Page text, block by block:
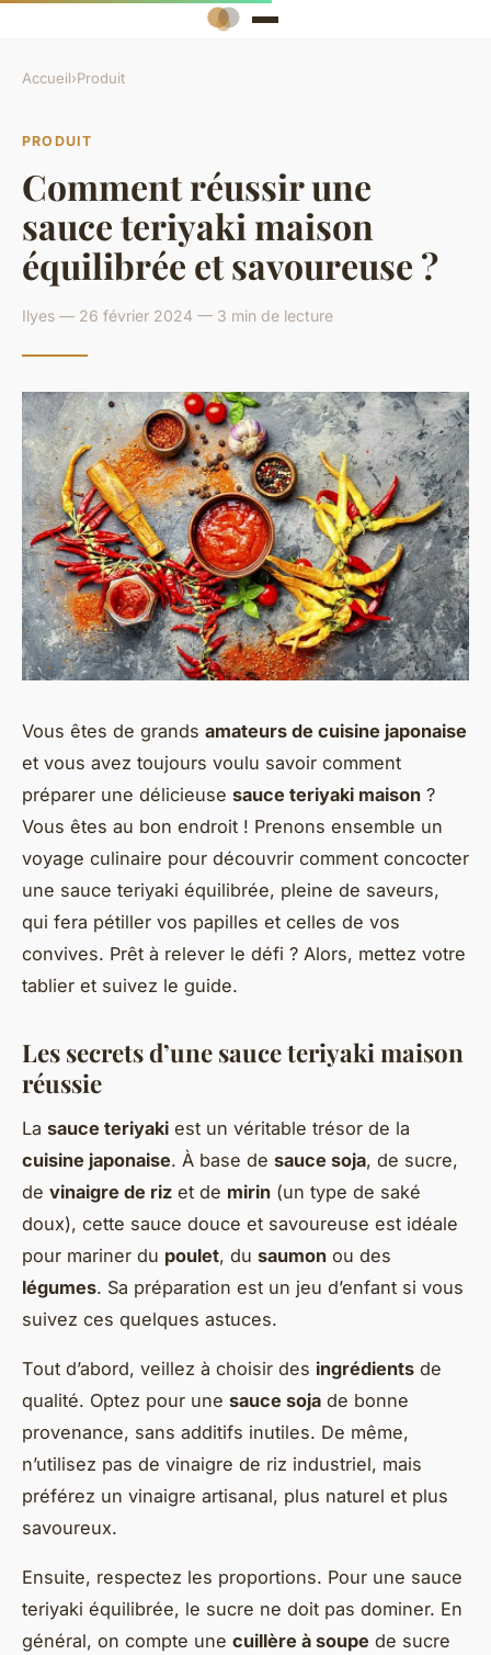
Accueil›Produit
PRODUIT
Comment réussir une
sauce teriyaki maison
équilibrée et savoureuse ?
Ilyes — 26 février 2024 — 3 min de lecture
Vous êtes de grands amateurs de cuisine japonaise
et vous avez toujours voulu savoir comment
préparer une délicieuse sauce teriyaki maison ?
Vous êtes au bon endroit ! Prenons ensemble un
voyage culinaire pour découvrir comment concocter
une sauce teriyaki équilibrée, pleine de saveurs,
qui fera pétiller vos papilles et celles de vos
convives. Prêt à relever le défi ? Alors, mettez votre
tablier et suivez le guide.
Les secrets d’une sauce teriyaki maison
réussie
La sauce teriyaki est un véritable trésor de la
cuisine japonaise. À base de sauce soja, de sucre,
de vinaigre de riz et de mirin (un type de saké
doux), cette sauce douce et savoureuse est idéale
pour mariner du poulet, du saumon ou des
légumes. Sa préparation est un jeu d’enfant si vous
suivez ces quelques astuces.
Tout d’abord, veillez à choisir des ingrédients de
qualité. Optez pour une sauce soja de bonne
provenance, sans additifs inutiles. De même,
n’utilisez pas de vinaigre de riz industriel, mais
préférez un vinaigre artisanal, plus naturel et plus
savoureux.
Ensuite, respectez les proportions. Pour une sauce
teriyaki équilibrée, le sucre ne doit pas dominer. En
général, on compte une cuillère à soupe de sucre